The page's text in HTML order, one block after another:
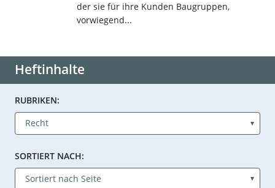
der sie für ihre Kunden Baugruppen,
vorwiegend...
Heftinhalte
RUBRIKEN:
SORTIERT NACH: